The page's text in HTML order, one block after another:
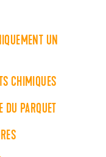
UN
CHIMIQUES
DU PARQUET